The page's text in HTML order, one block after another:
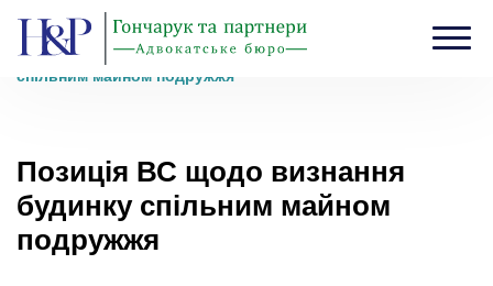
Головна Блог›Позиція ВС щодо визнання будинку
спільним майном подружжя
Позиція ВС щодо визнання
будинку спільним майном
подружжя